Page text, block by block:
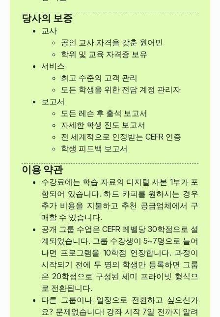
당사의 보증
교사
공인 교사 자격을 갖춘 원어민
학위 및 교육 자격증 보유
서비스
최고 수준의 고객 관리
모든 학생을 위한 전담 계정 관리자
보고서
모든 레슨 후 출석 보고서
자세한 학생 진도 보고서
전 세계적으로 인정받는 CEFR 인증
학생 피드백 보고서
이용 약관
수강료에는 학습 자료의 디지털 사본 1부가 포
함되어 있습니다. 하드 카피를 원하시는 경우
추가 비용을 지불하고 추천 공급업체에서 구
매할 수 있습니다.
공개 그룹 수업은 CEFR 레벨당 30학점으로 설
계되었습니다. 그룹 수강생이 5~7명으로 늘어
나면 프로그램을 10학점 연장합니다. 과정이
시작되기 전에 두 명의 학생만 등록하면 그룹
은 20학점으로 구성된 세미 프라이빗 형식으
로 전환됩니다.
다른 그룹이나 일정으로 전환하고 싶으신가
요? 문제없습니다! 강좌 시작 7일 전까지 알려